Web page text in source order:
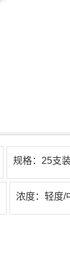
规格：25支
浓度：轻度/